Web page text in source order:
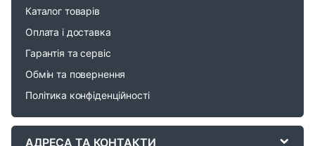
Каталог товарів
Оплата і доставка
Гарантія та сервіс
Обмін та повернення
Політика конфіденційності
АДРЕСА ТА КОНТАКТИ